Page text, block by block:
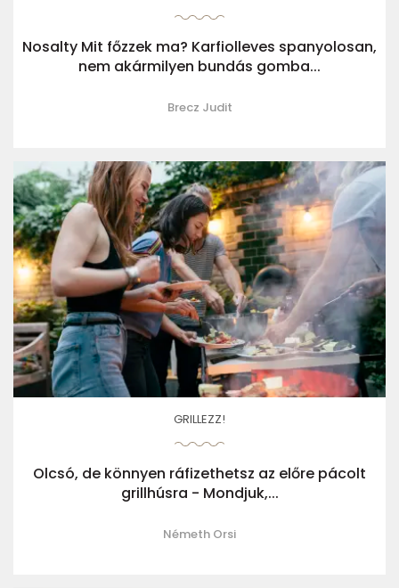
Nosalty Mit főzzek ma? Karfiolleves spanyolosan,
nem akármilyen bundás gomba...
Brecz Judit
GRILLEZZ!
Olcsó, de könnyen ráfizethetsz az előre pácolt
grillhúsra - Mondjuk,...
Németh Orsi